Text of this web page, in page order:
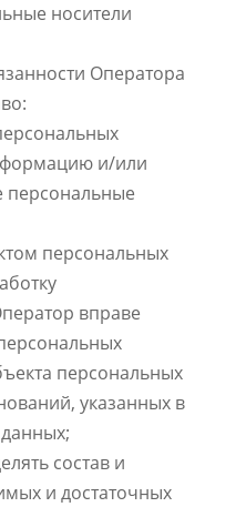
носители
Оператора
и/или
персональных
вправе
персональных
указанных в
состав и
и достаточных